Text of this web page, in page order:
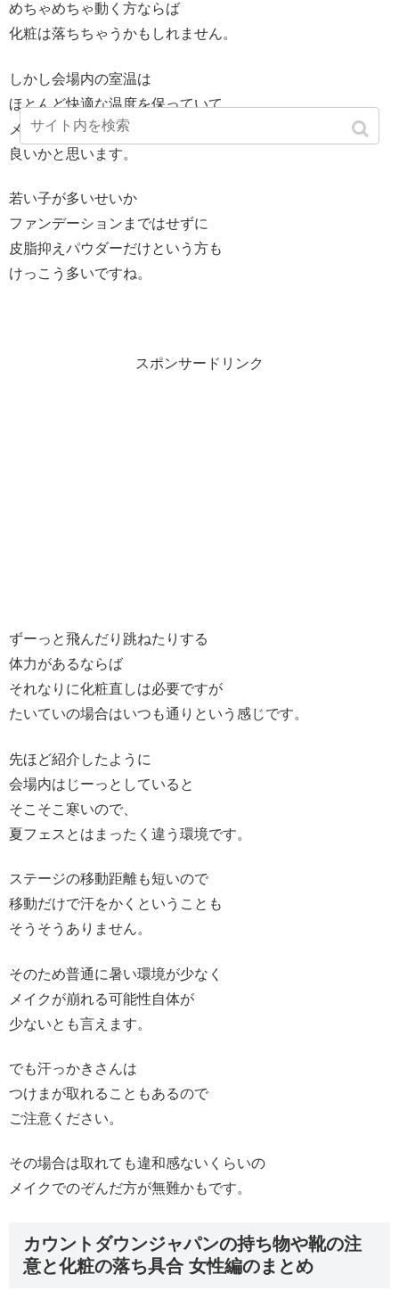
めちゃめちゃ動く方ならば
化粧は落ちちゃうかもしれません。
しかし会場内の室温は
ほとんど快適な温度を保っていて
メイク崩れはそれほど心配しなくても
良いかと思います。
若い子が多いせいか
ファンデーションまではせずに
皮脂抑えパウダーだけという方も
けっこう多いですね。
スポンサードリンク
ずーっと飛んだり跳ねたりする
体力があるならば
それなりに化粧直しは必要ですが
たいていの場合はいつも通りという感じです。
先ほど紹介したように
会場内はじーっとしていると
そこそこ寒いので、
夏フェスとはまったく違う環境です。
ステージの移動距離も短いので
移動だけで汗をかくということも
そうそうありません。
そのため普通に暑い環境が少なく
メイクが崩れる可能性自体が
少ないとも言えます。
でも汗っかきさんは
つけまが取れることもあるので
ご注意ください。
その場合は取れても違和感ないくらいの
メイクでのぞんだ方が無難かもです。
カウントダウンジャパンの持ち物や靴の注
意と化粧の落ち具合 女性編のまとめ